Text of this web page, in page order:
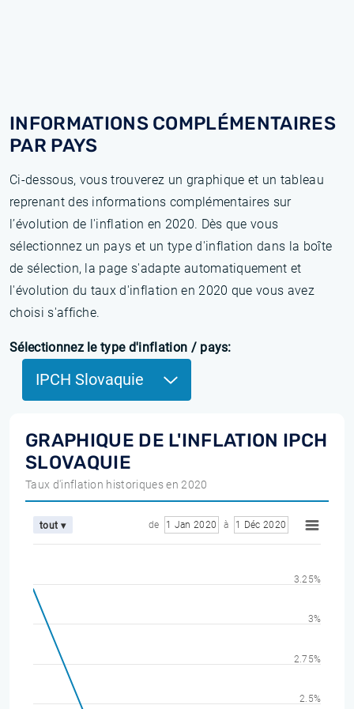
INFORMATIONS COMPLÉMENTAIRES
PAR PAYS
Ci-dessous, vous trouverez un graphique et un tableau
reprenant des informations complémentaires sur
l’évolution de l'inflation en 2020. Dès que vous
sélectionnez un pays et un type d'inflation dans la boîte
de sélection, la page s'adapte automatiquement et
l'évolution du taux d'inflation en 2020 que vous avez
choisi s'affiche.
Sélectionnez le type d'inflation / pays:
IPCH Slovaquie
GRAPHIQUE DE L'INFLATION IPCH
SLOVAQUIE
Taux d'inflation historiques en 2020
tout ▾ de 1 Jan 2020 à 1 Déc 2020
2.5%
2.75%
3%
3.25%